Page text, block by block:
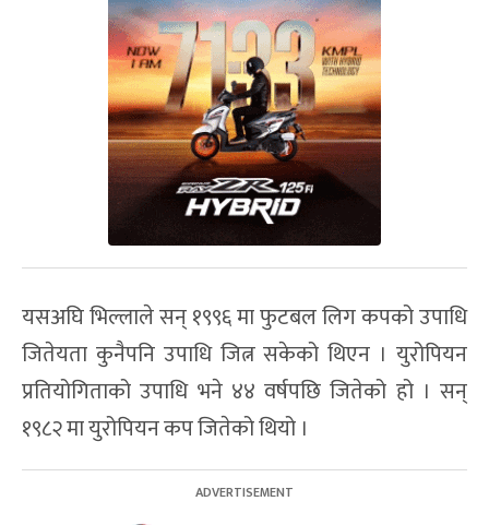
यसअघि भिल्लाले सन् १९९६ मा फुटबल लिग कपको उपाधि
जितेयता कुनैपनि उपाधि जित्न सकेको थिएन । युरोपियन
प्रतियोगिताको उपाधि भने ४४ वर्षपछि जितेको हो । सन्
१९८२ मा युरोपियन कप जितेको थियो ।